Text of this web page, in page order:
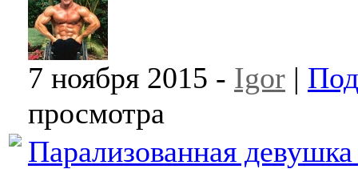
7 ноября 2015 - Igor |
просмотра
Парализованная